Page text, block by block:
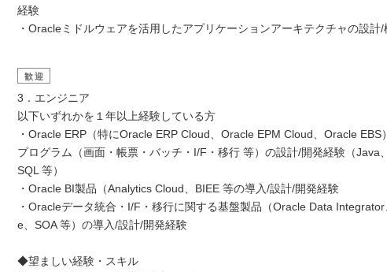
経験
・Oracleミドルウェアを活用したアプリケーションアーキテクチャの設計
歓迎
3．エンジニア
以下いずれかを１年以上経験している方
・Oracle ERP（特にOracle ERP Cloud、Oracle EPM Cloud、Oracle EBS
プログラム（画面・帳票・バッチ・I/F・移行 等）の設計/開発経験（Java
SQL 等）
・Oracle BI製品（Analytics Cloud、BIEE 等の導入/設計/開発経験
・Oracleデータ統合・I/F・移行に関する基盤製品（Oracle Data
e、SOA 等）の導入/設計/開発経験
◆望ましい経験・スキル